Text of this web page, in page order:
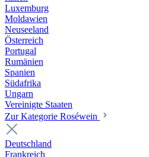
Luxemburg
Moldawien
Neuseeland
Österreich
Portugal
Rumänien
Spanien
Südafrika
Ungarn
Vereinigte Staaten
Zur Kategorie Roséwein
Deutschland
Frankreich